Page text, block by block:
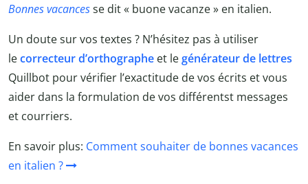
Bonnes vacancesse dit « buone vacanze » en italien.
Un doute sur vos textes ? N’hésitez pas à utiliser
lecorrecteur d’orthographe et legénérateur de lettres
Quillbot pour vérifier l’exactitude de vos écrits et vous
aider dans la formulation de vos différentst messages
et courriers.
En savoir plus: Comment souhaiter de bonnes vacances
en italien ?